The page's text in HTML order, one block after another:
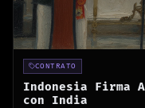
CONTRATO
Indonesia Firma
con India